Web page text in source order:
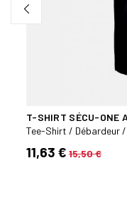
T-SHIRT SÉCU-ONE
Tee-Shirt / Débardeur
11,63 € 15,50 €